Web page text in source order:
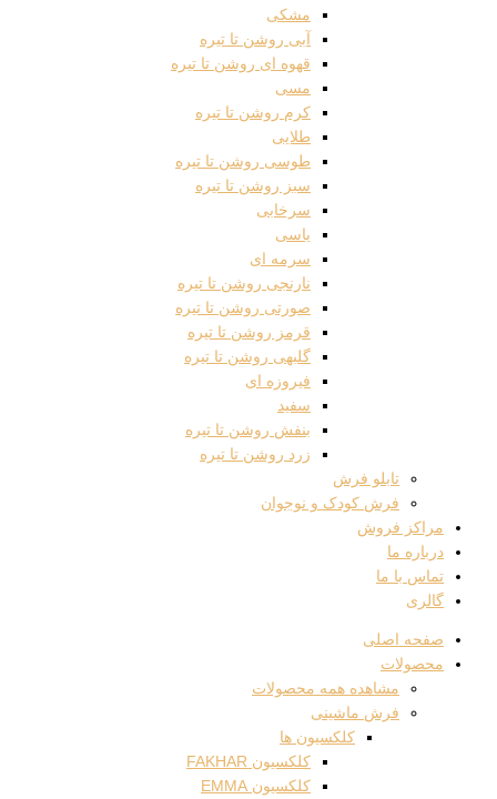
مشکی
آبی روشن تا تیره
قهوه ای روشن تا تیره
مسی
کرم روشن تا تیره
طلایی
طوسی روشن تا تیره
سبز روشن تا تیره
سرخابی
یاسی
سرمه ای
نارنجی روشن تا تیره
صورتی روشن تا تیره
قرمز روشن تا تیره
گلبهی روشن تا تیره
فیروزه ای
سفید
بنفش روشن تا تیره
زرد روشن تا تیره
تابلو فرش
فرش کودک و نوجوان
مراکز فروش
درباره ما
تماس با ما
گالری
صفحه اصلی
محصولات
مشاهده همه محصولات
فرش ماشینی
کلکسیون ها
کلکسیون FAKHAR
کلکسیون EMMA